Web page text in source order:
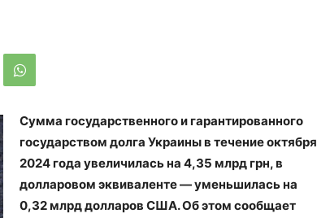
Сумма государственного и гарантированного
государством долга Украины в течение октября
2024 года увеличилась на 4,35 млрд грн, в
долларовом эквиваленте — уменьшилась на
0,32 млрд долларов США. Об этом сообщает